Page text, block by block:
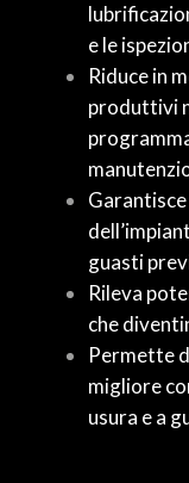
e le
Riduce in
produttivi
guasti
Rileva
che
Permette
migliore
usura e a